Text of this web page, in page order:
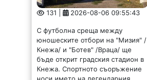
131 | 2026-08-06 09:55:43
С футболна среща между
юношеските отбори на "Мизия" /
Кнежа/ и "Ботев" /Враца/ ще
бъде открит градския стадион в
Кнежа. Спортното съоръжение
носи името на легендарния